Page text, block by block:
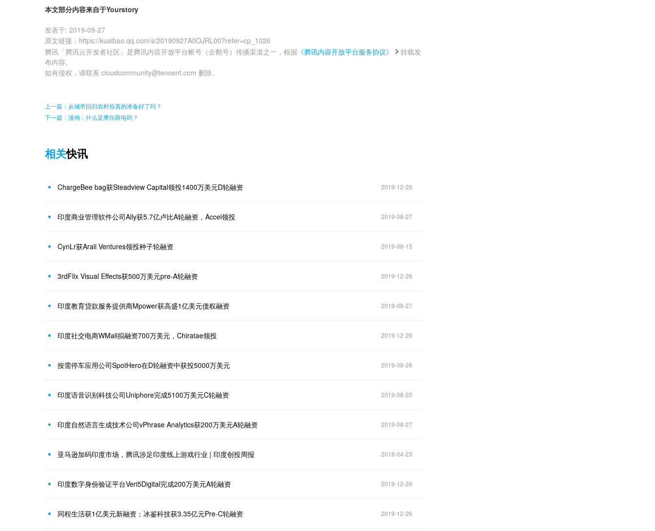
本文部分内容来自于Yourstory
发表于: 2019-09-27
原文链接 ： https://kuaibao.qq.com/s/20190927A0OJRL00?refer=cp_1026
腾讯「腾讯云开发者社区」是腾讯内容开放平台帐号（企鹅号）传播渠道之一，根据 《腾讯内容开放平台服务协议》
转载发
布内容。
如有侵权，请联系 cloudcommunity@tencent.com 删除。
上一篇：从城市回归农村你真的准备好了吗？
下一篇：漫画：什么是摩尔斯电码？
相关快讯
ChargeBee bag获Steadview Capital领投1400万美元D轮融资 2019-12-26
印度商业管理软件公司Ally获5.7亿卢比A轮融资，Accel领投 2019-08-27
CynLr获Arali Ventures领投种子轮融资 2019-08-15
3rdFlix Vi​sual Effects获500万美元pre-A轮融资 2019-12-26
印度教育贷款服务提供商Mpower获高盛1亿美元债权融资 2019-08-27
印度社交电商WMall拟融资700万美元，Chiratae领投 2019-12-26
按需停车应用公司SpotHero在D轮融资中获投5000万美元 2019-08-26
印度语音识别科技公司Uniphore完成5100万美元C轮融资 2019-08-20
印度自然语言生成技术公司vPhrase Analytics获200万美元A轮融资 2019-08-27
亚马逊加码印度市场，腾讯涉足印度线上游戏行业 | 印度创投周报 2018-04-23
印度数字身份验证平台Veri5Digital完成200万美元A轮融资 2019-12-26
同程生活获1亿美元新融资；冰鉴科技获3.35亿元Pre-C轮融资 2019-12-26